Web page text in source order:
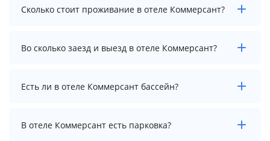
Сколько стоит проживание в отеле Коммерсант?
Стоимость проживания в отеле Коммерсант
начинается от 5785 рублей. Чтобы увидеть
Во сколько заезд и выезд в отеле Коммерсант?
Заезд возможен после 14:00, а выезд необходимо
Есть ли в отеле Коммерсант бассейн?
В отеле Коммерсант нет бассейна.
В отеле Коммерсант есть парковка?